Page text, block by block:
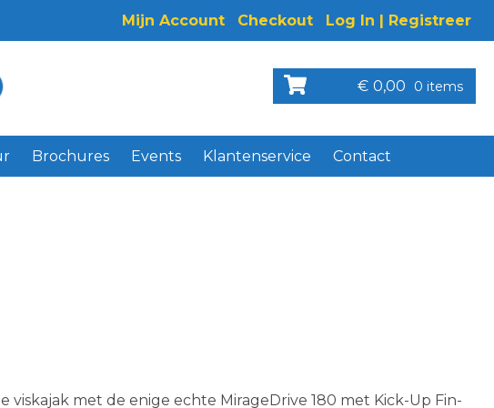
Mijn Account Checkout Log In | Registreer
€ 0,00 0 items
Brochures Events Klantenservice Contact
viskajak met de enige echte MirageDrive 180 met Kick-Up Fin-